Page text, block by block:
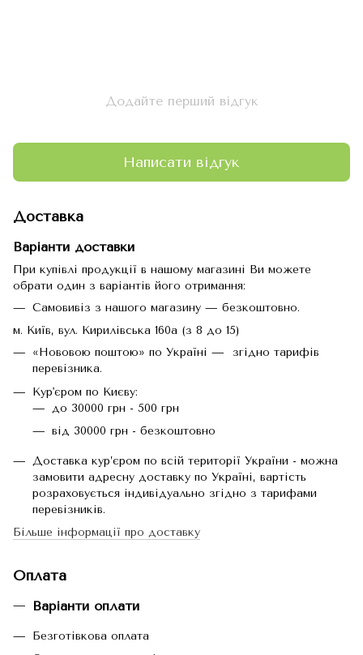
Додайте перший відгук
Написати відгук
Доставка
Варіанти доставки
При купівлі продукції в нашому магазині Ви можете
обрати один з варіантів його отримання:
Самовивіз з нашого магазину — безкоштовно.
м. Київ, вул. Кирилівська 160а (з 8 до 15)
«Нововою поштою» по Україні — згідно тарифів
перевізника.
Кур'єром по Києву:
до 30000 грн - 500 грн
від 30000 грн - безкоштовно
Доставка кур’єром по всій території України - можна
замовити адресну доставку по Україні, вартість
розраховується індивідуально згідно з тарифами
перевізників.
Більше інформації про доставку
Оплата
Варіанти оплати
Безготівкова оплата